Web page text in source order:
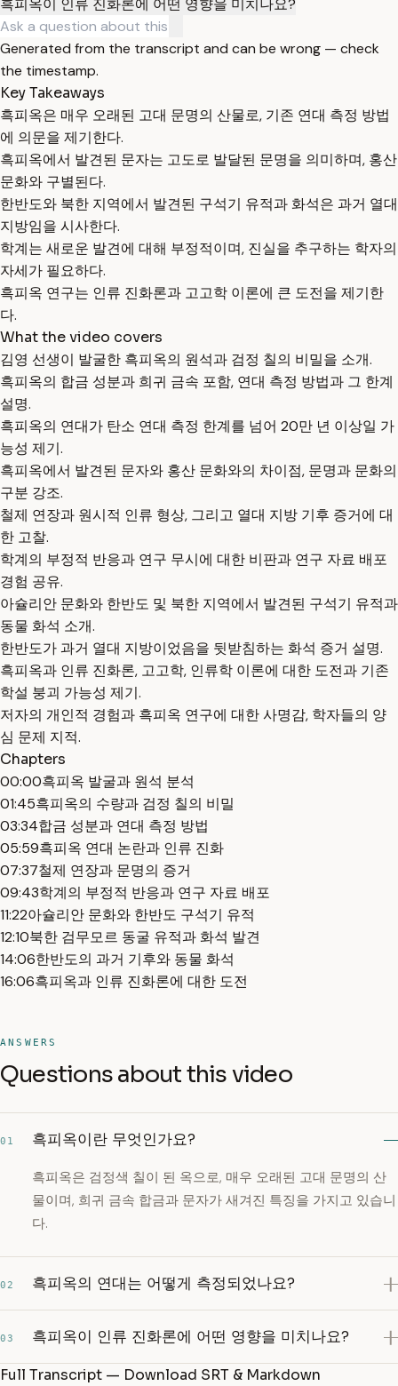
흑피옥이 인류 진화론에 어떤 영향을 미치나요?
Generated from the transcript and can be wrong — check
the timestamp.
Key Takeaways
흑피옥은 매우 오래된 고대 문명의 산물로, 기존 연대 측정 방법
에 의문을 제기한다.
흑피옥에서 발견된 문자는 고도로 발달된 문명을 의미하며, 홍산
문화와 구별된다.
한반도와 북한 지역에서 발견된 구석기 유적과 화석은 과거 열대
지방임을 시사한다.
학계는 새로운 발견에 대해 부정적이며, 진실을 추구하는 학자의
자세가 필요하다.
흑피옥 연구는 인류 진화론과 고고학 이론에 큰 도전을 제기한
다.
What the video covers
김영 선생이 발굴한 흑피옥의 원석과 검정 칠의 비밀을 소개.
흑피옥의 합금 성분과 희귀 금속 포함, 연대 측정 방법과 그 한계
설명.
흑피옥의 연대가 탄소 연대 측정 한계를 넘어 20만 년 이상일 가
능성 제기.
흑피옥에서 발견된 문자와 홍산 문화와의 차이점, 문명과 문화의
구분 강조.
철제 연장과 원시적 인류 형상, 그리고 열대 지방 기후 증거에 대
한 고찰.
학계의 부정적 반응과 연구 무시에 대한 비판과 연구 자료 배포
경험 공유.
아슐리안 문화와 한반도 및 북한 지역에서 발견된 구석기 유적과
동물 화석 소개.
한반도가 과거 열대 지방이었음을 뒷받침하는 화석 증거 설명.
흑피옥과 인류 진화론, 고고학, 인류학 이론에 대한 도전과 기존
학설 붕괴 가능성 제기.
저자의 개인적 경험과 흑피옥 연구에 대한 사명감, 학자들의 양
심 문제 지적.
Chapters
00:00흑피옥 발굴과 원석 분석
01:45흑피옥의 수량과 검정 칠의 비밀
03:34합금 성분과 연대 측정 방법
05:59흑피옥 연대 논란과 인류 진화
07:37철제 연장과 문명의 증거
09:43학계의 부정적 반응과 연구 자료 배포
11:22아슐리안 문화와 한반도 구석기 유적
12:10북한 검무모르 동굴 유적과 화석 발견
14:06한반도의 과거 기후와 동물 화석
16:06흑피옥과 인류 진화론에 대한 도전
ANSWERS
Questions about this video
01 흑피옥이란 무엇인가요?
흑피옥은 검정색 칠이 된 옥으로, 매우 오래된 고대 문명의 산
물이며, 희귀 금속 합금과 문자가 새겨진 특징을 가지고 있습니
다.
02 흑피옥의 연대는 어떻게 측정되었나요?
03 흑피옥이 인류 진화론에 어떤 영향을 미치나요?
Full Transcript — Download SRT & Markdown